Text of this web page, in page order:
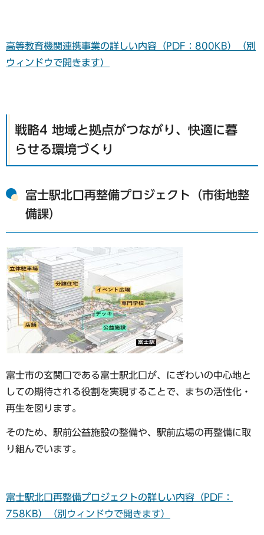
高等教育機関連携事業の詳しい内容（PDF：800KB）（別
ウィンドウで開きます）
戦略4 地域と拠点がつながり、快適に暮
らせる環境づくり
富士駅北口再整備プロジェクト（市街地整
備課）
富士市の玄関口である富士駅北口が、にぎわいの中心地と
しての期待される役割を実現することで、まちの活性化・
再生を図ります。
そのため、駅前公益施設の整備や、駅前広場の再整備に取
り組んでいます。
富士駅北口再整備プロジェクトの詳しい内容（PDF：
758KB）（別ウィンドウで開きます）